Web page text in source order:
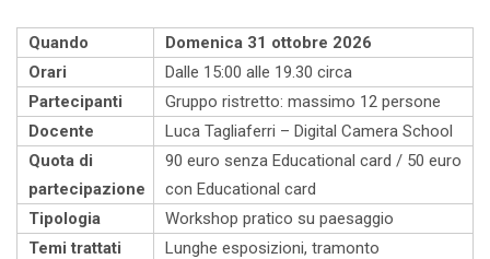
-
Sabato
31
ottobre
2026
quantità
Quando
Domenica 31 ottobre 2026
Orari
Dalle 15:00 alle 19.30 circa
Partecipanti
Gruppo ristretto: massimo 12 persone
Docente
Luca Tagliaferri – Digital Camera School
Quota di
partecipazione
90 euro senza Educational card / 50 euro
con Educational card
Tipologia
Workshop pratico su paesaggio
Temi trattati
Lunghe esposizioni, tramonto